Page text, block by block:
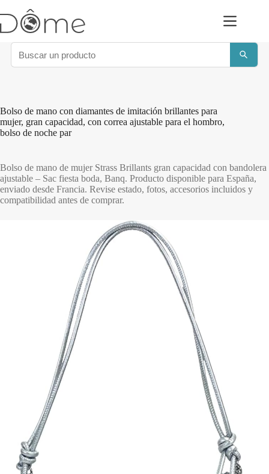
al
contenido
Bolso de mano con diamantes de imitación brillantes para
mujer, gran capacidad, con correa ajustable para el hombro,
bolso de noche par
Bolso de mano de mujer Strass Brillants gran capacidad con bandolera
ajustable – Sac fiesta boda, Banq. Producto disponible para España,
enviado desde Francia. Revise estado, fotos, accesorios incluidos y
compatibilidad antes de comprar.